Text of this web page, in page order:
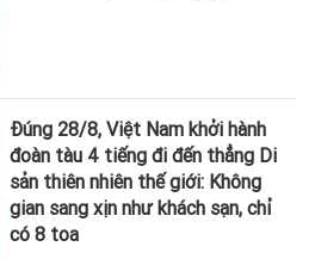
Đúng 28/8, Việt Nam khởi hành
đoàn tàu 4 tiếng đi đến thẳng Di
sản thiên nhiên thế giới: Không
gian sang xịn như khách sạn, chỉ
có 8 toa